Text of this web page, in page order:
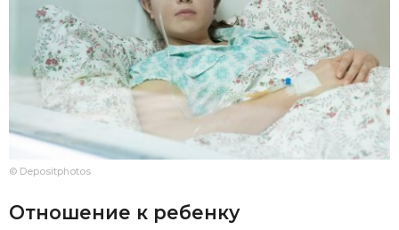
© Depositphotos
Отношение к ребенку